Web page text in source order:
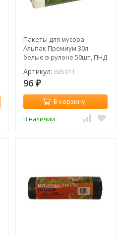
Пакеты для мусора
Альпак Премиум 30л
белые в рулоне 50шт, ПНД
605011
Артикул: 605011
96 ₽
В корзину
В наличии